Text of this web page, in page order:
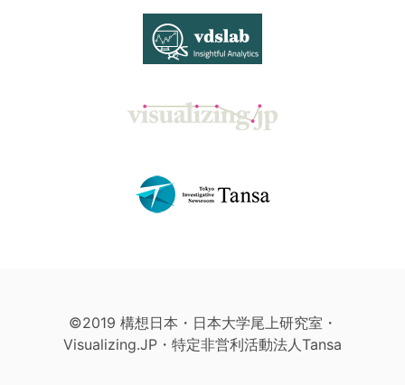
©2019 構想日本・日本大学尾上研究室・
Visualizing.JP・特定非営利活動法人Tansa